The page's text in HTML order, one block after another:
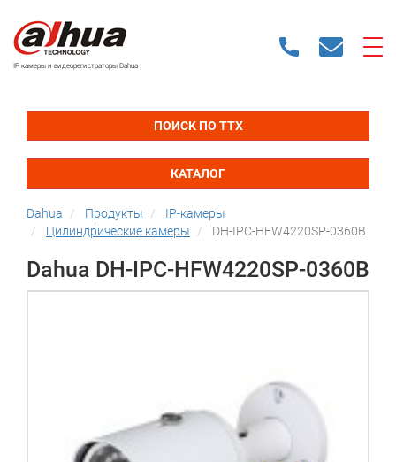
IP камеры и видеорегистраторы Dahua
ПОИСК ПО ТТХ
КАТАЛОГ
Dahua Продукты
IP-камеры
Цилиндрические камеры
DH-IPC-HFW4220SP-0360B
Dahua DH-IPC-HFW4220SP-0360B